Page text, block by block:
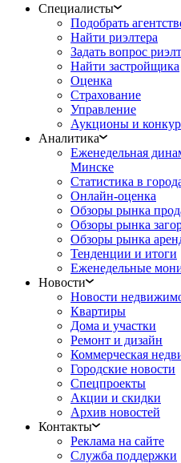
Специалисты
Подобрать
Найти риэлтера
Задать вопрос
Найти застройщика
Оценка
Страхование
Управление
Аукционы и
Аналитика
Еженедельная
Минске
Статистика в
Онлайн-оценка
Обзоры рынка
Обзоры рынка
Обзоры рынка
Тенденции и итоги
Еженедельные
Новости
Новости
Квартиры
Дома и участки
Ремонт и дизайн
Коммерческая
Городские новости
Спецпроекты
Акции и скидки
Архив новостей
Контакты
Реклама на сайте
Служба поддержки